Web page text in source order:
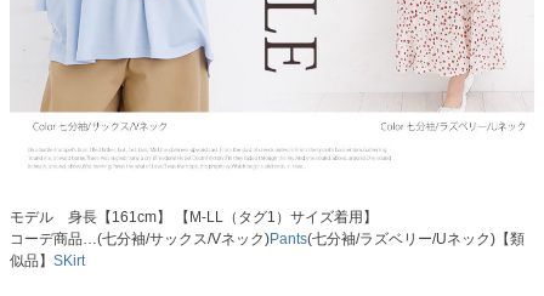
モデル 身長【161cm】 【M-LL（タグ1）サイズ着用】
コーデ商品…(七分袖/サックス/Vネック)Pants(七分袖/ラズベリー/Uネック)【類
似品】 SKirt